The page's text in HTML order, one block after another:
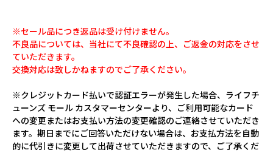
※セール品につき返品は受け付けません。
不良品については、当社にて不良確認の上、ご返金の対応をさせ
ていただきます。
交換対応は致しかねますのでご了承ください。
※クレジットカード払いで認証エラーが発生した場合、ライフチ
ューンズ モール カスタマーセンターより、ご利用可能なカード
への変更またはお支払い方法の変更確認のご連絡させていただき
ます。期日までにご回答いただけない場合は、お支払方法を自動
的に代引きに変更して出荷させていただきますので、ご了承くだ